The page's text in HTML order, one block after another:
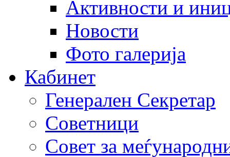
Активности и
Новости
Фото галерија
Кабинет
Генерален Секретар
Советници
Совет за